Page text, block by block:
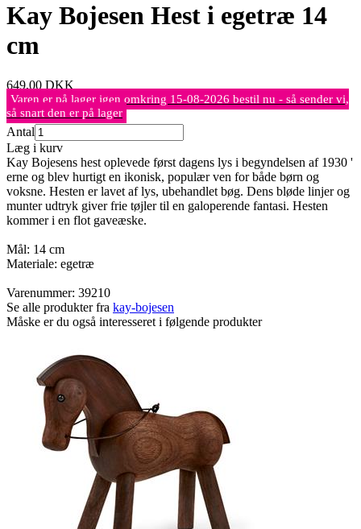
Kay Bojesen Hest i egetræ 14
cm
649,00 DKK
Varen er på lager igen omkring 15-08-2026 bestil nu - så sender vi,
så snart den er på lager
Antal
Læg i kurv
Kay Bojesens hest oplevede først dagens lys i begyndelsen af 1930 '
erne og blev hurtigt en ikonisk, populær ven for både børn og
voksne. Hesten er lavet af lys, ubehandlet bøg. Dens bløde linjer og
munter udtryk giver frie tøjler til en galoperende fantasi. Hesten
kommer i en flot gaveæske.
Mål: 14 cm
Materiale: egetræ
Varenummer: 39210
Se alle produkter fra kay-bojesen
Måske er du også interesseret i følgende produkter